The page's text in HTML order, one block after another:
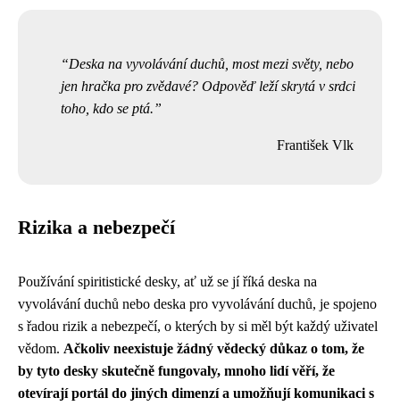
Deska na vyvolávání duchů, most mezi světy, nebo
jen hračka pro zvědavé? Odpověď leží skrytá v srdci
toho, kdo se ptá.
František Vlk
Rizika a nebezpečí
Používání spiritistické desky, ať už se jí říká deska na
vyvolávání duchů nebo deska pro vyvolávání duchů, je spojeno
s řadou rizik a nebezpečí, o kterých by si měl být každý uživatel
vědom. Ačkoliv neexistuje žádný vědecký důkaz o tom, že
by tyto desky skutečně fungovaly, mnoho lidí věří, že
otevírají portál do jiných dimenzí a umožňují komunikaci s